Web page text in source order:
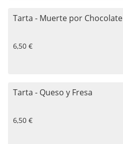
Tarta - Muerte por Chocolate
6,50 €
Tarta - Queso y Fresa
6,50 €